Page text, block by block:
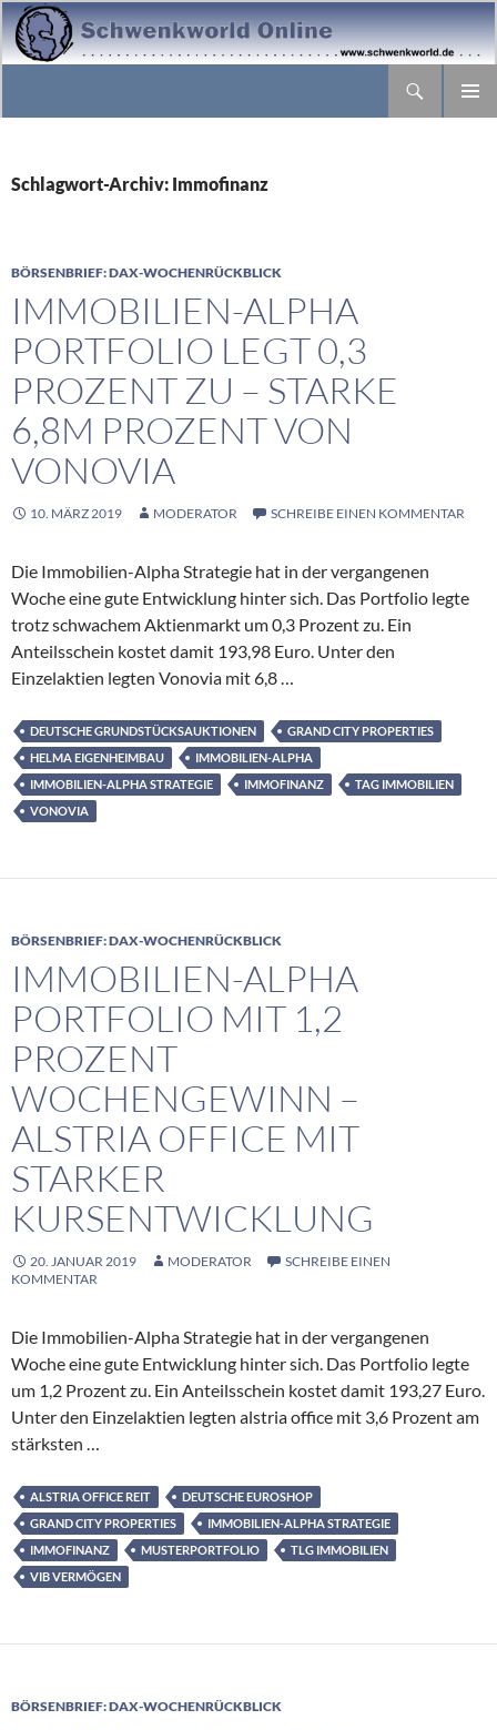
Schlagwort-Archiv: Immofinanz
BÖRSENBRIEF: DAX-WOCHENRÜCKBLICK
IMMOBILIEN-ALPHA
PORTFOLIO LEGT 0,3
PROZENT ZU – STARKE
6,8M PROZENT VON
VONOVIA
10. MÄRZ 2019 MODERATOR SCHREIBE EINEN KOMMENTAR
Die Immobilien-Alpha Strategie hat in der vergangenen
Woche eine gute Entwicklung hinter sich. Das Portfolio legte
trotz schwachem Aktienmarkt um 0,3 Prozent zu. Ein
Anteilsschein kostet damit 193,98 Euro. Unter den
Einzelaktien legten Vonovia mit 6,8 …
DEUTSCHE GRUNDSTÜCKSAUKTIONEN
GRAND CITY PROPERTIES
HELMA EIGENHEIMBAU
IMMOBILIEN-ALPHA
IMMOBILIEN-ALPHA STRATEGIE
IMMOFINANZ
TAG IMMOBILIEN
VONOVIA
BÖRSENBRIEF: DAX-WOCHENRÜCKBLICK
IMMOBILIEN-ALPHA
PORTFOLIO MIT 1,2
PROZENT
WOCHENGEWINN –
ALSTRIA OFFICE MIT
STARKER
KURSENTWICKLUNG
20. JANUAR 2019 MODERATOR
SCHREIBE EINEN
KOMMENTAR
Die Immobilien-Alpha Strategie hat in der vergangenen
Woche eine gute Entwicklung hinter sich. Das Portfolio legte
um 1,2 Prozent zu. Ein Anteilsschein kostet damit 193,27 Euro.
Unter den Einzelaktien legten alstria office mit 3,6 Prozent am
stärksten …
ALSTRIA OFFICE REIT
DEUTSCHE EUROSHOP
GRAND CITY PROPERTIES
IMMOBILIEN-ALPHA STRATEGIE
IMMOFINANZ
MUSTERPORTFOLIO
TLG IMMOBILIEN
VIB VERMÖGEN
BÖRSENBRIEF: DAX-WOCHENRÜCKBLICK